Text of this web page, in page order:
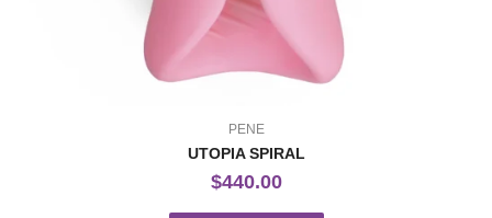
PENE
UTOPIA SPIRAL
$440.00